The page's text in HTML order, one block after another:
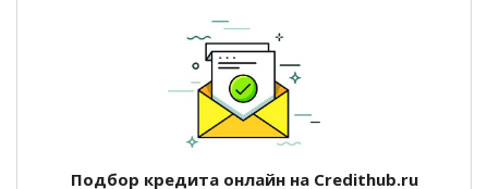
Подбор кредита онлайн на Credithub.ru